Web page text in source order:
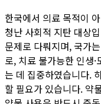
한국에서 의료 목적이
청난 사회적 지탄 대상
문제로 다뤄지며, 국가
로, 치료 불가능한 인생
는 데 집중하였습니다.
할 필요가 있습니다. 약